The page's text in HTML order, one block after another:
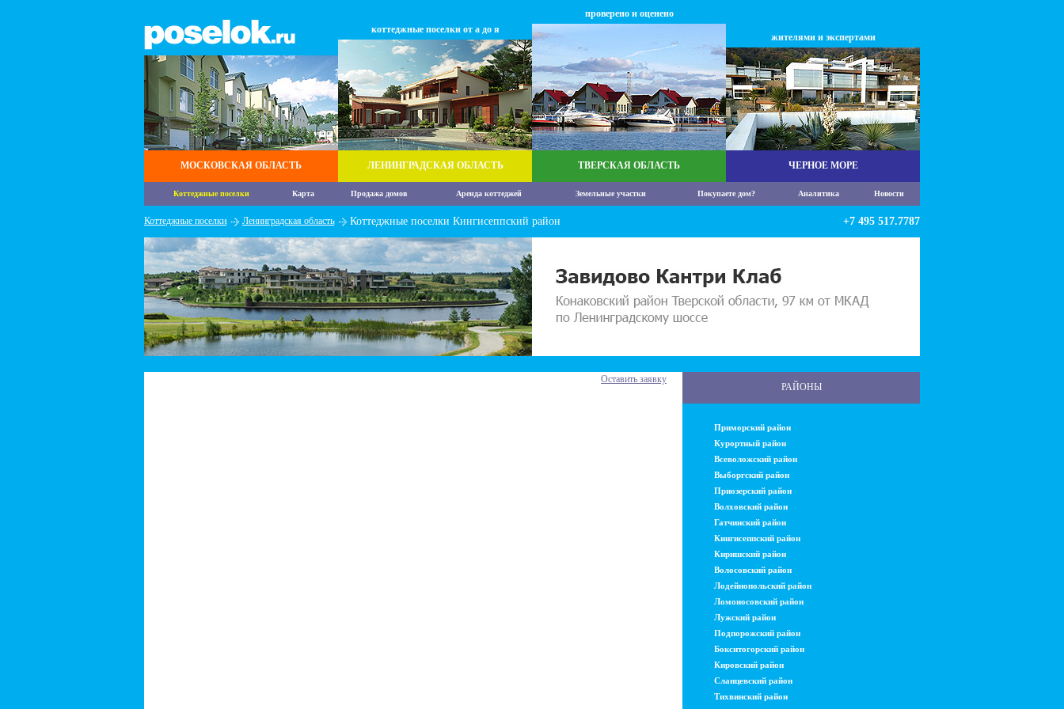
МОСКОВСКАЯ ОБЛАСТЬ
коттеджные поселки от а до я
ЛЕНИНГРАДСКАЯ ОБЛАСТЬ
проверено и оценено
ТВЕРСКАЯ ОБЛАСТЬ
жителями и экспертами
ЧЕРНОЕ МОРЕ
Коттеджные поселки Карта Продажа домов Аренда коттеджей Земельные участки Покупаете дом? Аналитика Новости
Коттеджные поселки Ленинградская область Коттеджные поселки Кингисеппский район +7 495 517.7787
Оставить заявку
РАЙОНЫ
Приморский район
Курортный район
Всеволожский район
Выборгский район
Приозерский район
Волховский район
Гатчинский район
Кингисеппский район
Киришский район
Волосовский район
Лодейнопольский район
Ломоносовский район
Лужский район
Подпорожский район
Бокситогорский район
Кировский район
Сланцевский район
Тихвинский район